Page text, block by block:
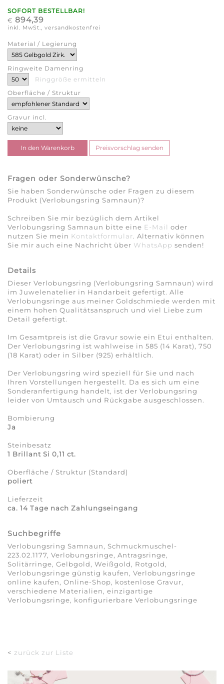
SOFORT BESTELLBAR!
€ 894,39
inkl. MwSt., versandkostenfrei
Material / Legierung
Ringweite Damenring
Ringgröße ermitteln
Oberfläche / Struktur
Gravur incl.
Fragen oder Sonderwünsche?
Sie haben Sonderwünsche oder Fragen zu diesem
Produkt (Verlobungsring Samnaun)?
Schreiben Sie mir bezüglich dem Artikel
Verlobungsring Samnaun bitte eine E-Mail oder
nutzen Sie mein Kontaktformular. Alternativ können
Sie mir auch eine Nachricht über WhatsApp senden!
Details
Dieser Verlobungsring (Verlobungsring Samnaun) wird
im Juwelenatelier in Handarbeit gefertigt. Alle
Verlobungsringe aus meiner Goldschmiede werden mit
einem hohen Qualitäts­anspruch und viel Liebe zum
Detail gefertigt.
Im Gesamtpreis ist die Gravur sowie ein Etui enthalten.
Der Verlobungsring ist wahlweise in 585 (14 Karat), 750
(18 Karat) oder in Silber (925) erhältlich.
Der Verlobungsring wird speziell für Sie und nach
Ihren Vorstellungen hergestellt. Da es sich um eine
Sonderanfertigung handelt, ist der Verlobungsring
leider von Umtausch und Rückgabe ausgeschlossen.
Bombierung
Ja
Steinbesatz
1 Brillant Si 0,11 ct.
Oberfläche / Struktur (Standard)
poliert
Lieferzeit
ca. 14 Tage nach Zahlungseingang
Suchbegriffe
Verlobungsring Samnaun, Schmuckmuschel-
223.02.1177, Verlobungsringe, Antragsringe,
Solitärringe, Gelbgold, Weißgold, Rotgold,
Verlobungsringe günstig kaufen, Verlobungsringe
online kaufen, Online-Shop, kostenlose Gravur,
verschiedene Materialien, einzigartige
Verlobungsringe, konfigurierbare Verlobungsringe
< zurück zur Liste